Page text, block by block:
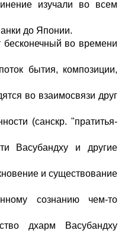
изучали во всем
до Японии.
во времени
бытия, композиции,
во взаимосвязи друг
(санскр. "пратитья-
Васубандху и другие
и существование
сознанию чем-то
дхарм Васубандху